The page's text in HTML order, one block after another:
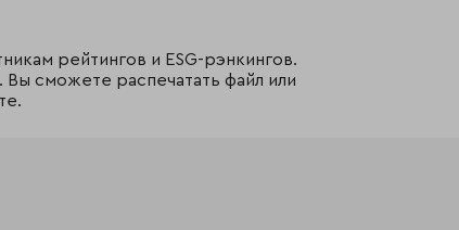
рейтингов и ESG-рэнкингов.
сможете распечатать файл или